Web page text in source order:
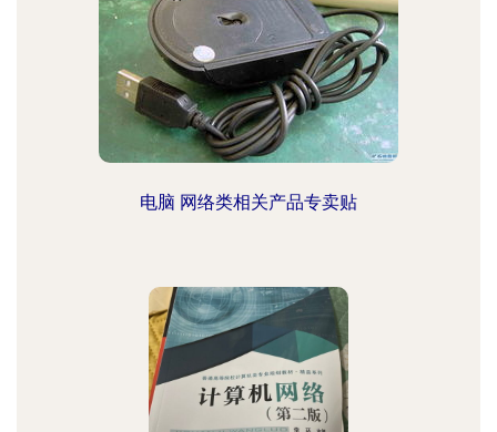
电脑 网络类相关产品专卖贴